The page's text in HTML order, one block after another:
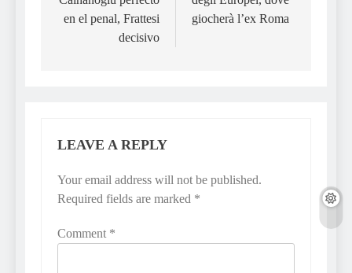
en el penal, Frattesi
decisivo
giocherà l’ex Roma
LEAVE A REPLY
Your email address will not be published.
Required fields are marked *
Comment *